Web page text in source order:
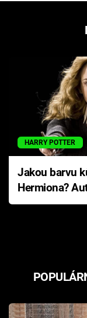
HARRY POTTER
Jakou barvu
Hermiona?
Pottera přišla